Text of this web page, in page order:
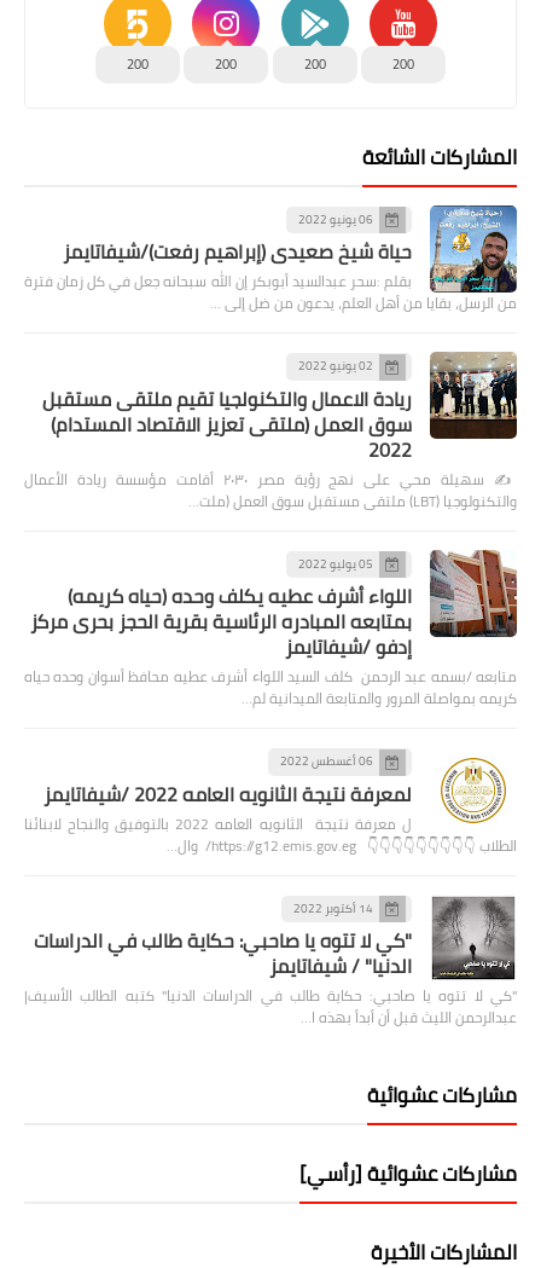
200
200
200
200
المشاركات الشائعة
06 يونيو 2022
حياة شيخ صعيدى (إبراهيم رفعت)/شيفاتايمز
بقلم :سحر عبدالسيد أبوبكر إن الله سبحانه جعل في كل زمان فترة
من الرسل، بقايا من أهل العلم، يدعون من ضل إلى …
02 يونيو 2022
ريادة الاعمال والتكنولجيا تقيم ملتقى مستقبل
سوق العمل (ملتقى تعزيز الاقتصاد المستدام)
2022
✍️ سهيلة محي على نهج رؤية مصر ٢٠٣٠ أقامت مؤسسة ريادة الأعمال
والتكنولوجيا (LBT) ملتقى مستقبل سوق العمل (ملت…
05 يوليو 2022
اللواء أشرف عطيه يكلف وحده (حياه كريمه)
بمتابعه المبادره الرئاسية بقرية الحجز بحرى مركز
إدفو /شيفاتايمز
متابعه /بسمه عبد الرحمن كلف السيد اللواء أشرف عطيه محافظ أسوان وحده حياه
كريمه بمواصلة المرور والمتابعة الميدانية لم…
06 أغسطس 2022
لمعرفة نتيجة الثانويه العامه 2022 /شيفاتايمز
ل معرفة نتيجة الثانويه العامه 2022 بالتوفيق والنجاح لابنائنا
الطلاب 👇👇👇👇👇👇👇👇👇 https://g12.emis.gov.eg/ وال…
14 أكتوبر 2022
"كي لا تتوه يا صاحبي: حكاية طالب في الدراسات
الدنيا" / شيفاتايمز
"كي لا تتوه يا صاحبي: حكاية طالب في الدراسات الدنيا" كتبه الطالب الأسيف|
عبدالرحمن الليث قبل أن أبدأ بهذه ا…
مشاركات عشوائية
مشاركات عشوائية [رأسي]
المشاركات الأخيرة